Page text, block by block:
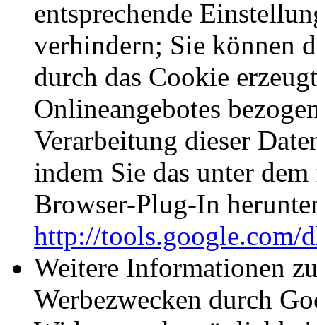
entsprechende
verhindern; Sie können
durch das Cookie
Onlineangebotes
Verarbeitung dieser
indem Sie das unter
Browser-Plug-In
http://tools.google.com/
Weitere Informationen
Werbezwecken durch